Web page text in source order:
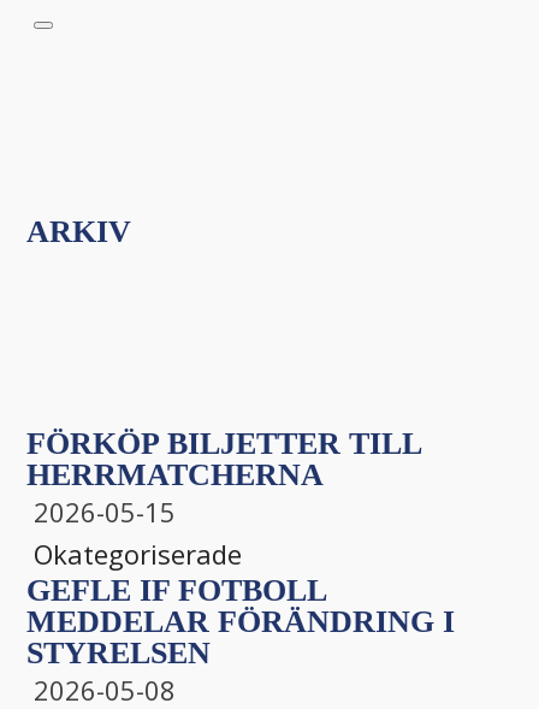
ARKIV
FÖRKÖP BILJETTER TILL
HERRMATCHERNA
2026-05-15
Okategoriserade
GEFLE IF FOTBOLL
MEDDELAR FÖRÄNDRING I
STYRELSEN
2026-05-08